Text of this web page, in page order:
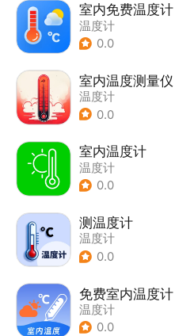
室内免费温度计
温度计
0.0
室内温度测量仪
温度计
0.0
室内温度计
温度计
0.0
测温度计
温度计
0.0
免费室内温度计
温度计
0.0